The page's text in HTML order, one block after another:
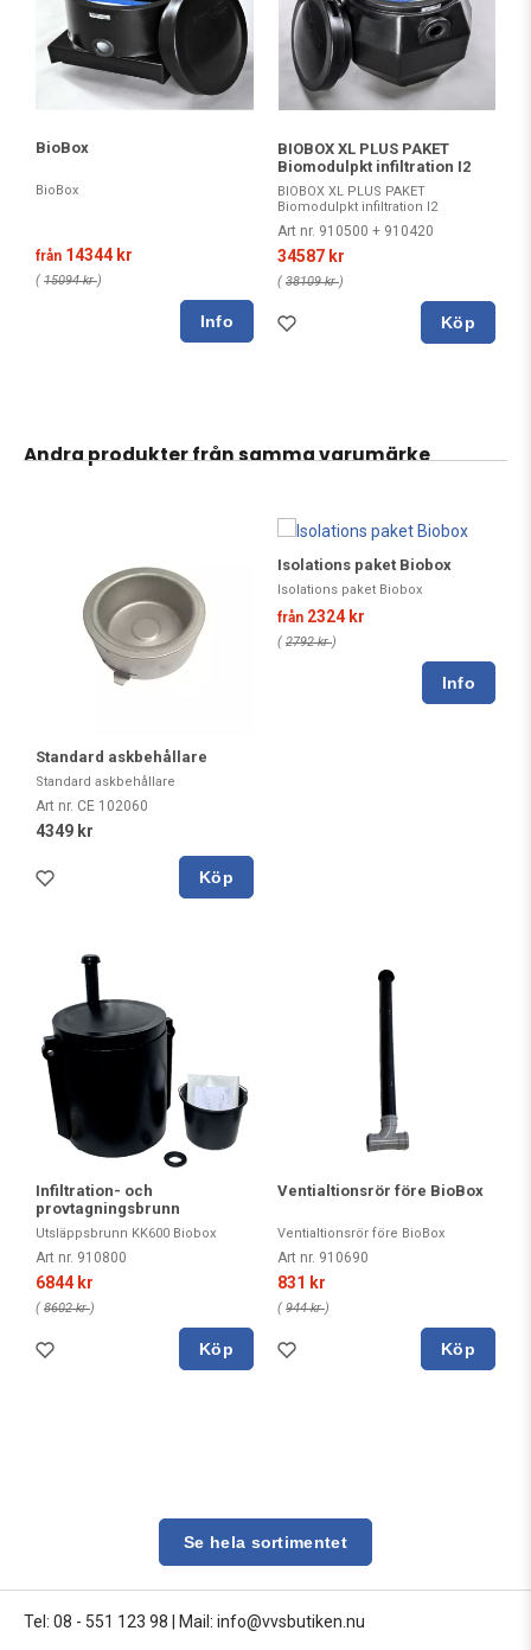
BioBox
BioBox
från 14344 kr
( 15094 kr)
BIOBOX XL PLUS PAKET
Biomodulpkt infiltration I2
BIOBOX XL PLUS PAKET
Biomodulpkt infiltration I2
Art nr. 910500 + 910420
34587 kr
( 38109 kr)
Köp
Andra produkter från samma varumärke
Standard askbehållare
Standard askbehållare
Art nr. CE 102060
4349 kr
Köp
Isolations paket Biobox
Isolations paket Biobox
från 2324 kr
( 2792 kr)
Infiltration- och
provtagningsbrunn
Utsläppsbrunn KK600 Biobox
Art nr. 910800
6844 kr
( 8602 kr)
Köp
Ventialtionsrör före BioBox
Ventialtionsrör före BioBox
Art nr. 910690
831 kr
( 944 kr)
Köp
Se hela sortimentet
Tel: 08 - 551 123 98 Mail: info@vvsbutiken.nu